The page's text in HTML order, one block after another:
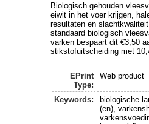
Biologisch gehouden
eiwit in het voer krijgen,
resultaten en
standaard biologisch
varken bespaart dit €3,50
stikstofuitscheiding met
EPrint
Type:
Web product
Keywords:
biologische
(en),